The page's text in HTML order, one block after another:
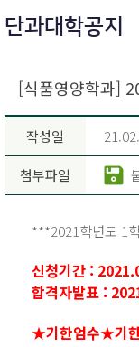
단과대학공지
[식품영양학과]
작성일
첨부파일
***2021학년도 1
신청기간 :
합격자발표 :
★기한엄수★기